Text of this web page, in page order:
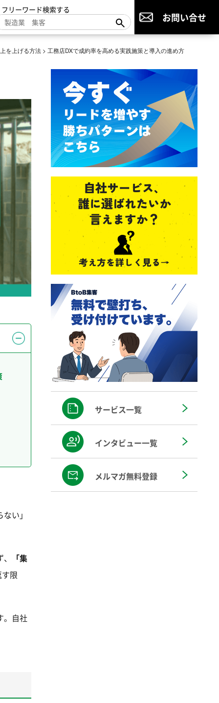
リーワード検索する
お問い合せ
を上げる方法 > 工務店DXで成約率を高める実践施策と導入の進め方
い」
「集
限
。自社
サービス一覧
インタビュー一覧
メルマガ無料登録